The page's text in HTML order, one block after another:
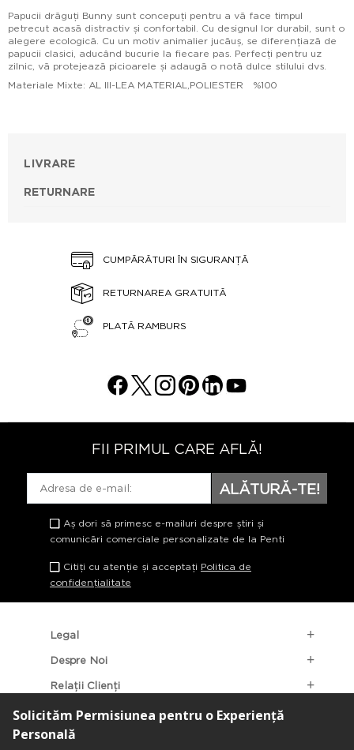
Papucii drăguți Bunny sunt concepuți pentru a vă face timpul
petrecut acasă distractiv și confortabil. Cu designul lor durabil, sunt o
alegere ecologică. Cu un motiv animalier jucăuș, se diferențiază de
papucii clasici, aducând bucurie la fiecare pas. Perfecți pentru uz
zilnic, vă protejează picioarele și adaugă o notă dulce stilului dvs.
Materiale Mixte: AL III-LEA MATERIAL,POLIESTER %100
LIVRARE
RETURNARE
CUMPĂRĂTURI ÎN SIGURANȚĂ
RETURNAREA GRATUITĂ
PLATĂ RAMBURS
FII PRIMUL CARE AFLĂ!
ALĂTURĂ-TE!
Aș dori să primesc e-mailuri despre știri și
comunicări comerciale personalizate de la Penti
Citiți cu atenție și acceptați Politica de
confidențialitate
Legal
Despre Noi
Relații Clienți
Categorii Populare
Localizarea Magazinelor